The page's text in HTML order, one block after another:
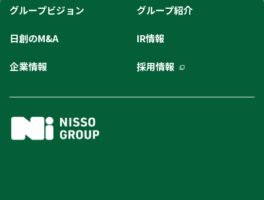
グループビジョン
グループ紹介
日創のM&A
IR情報
企業情報
採用情報